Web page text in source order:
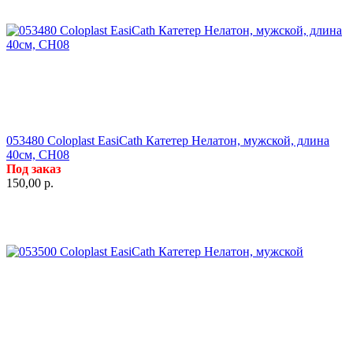
053480 Coloplast EasiCath Катетер Нелатон, мужской, длина
40см, CH08
Под заказ
150,00 р.